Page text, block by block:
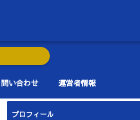
問い合わせ 運営者情報
プロフィール